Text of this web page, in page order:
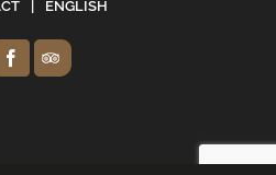
ENGLISH